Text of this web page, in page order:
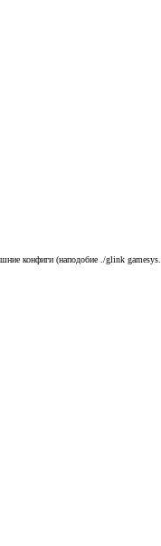
конфиги (наподобие ./glink